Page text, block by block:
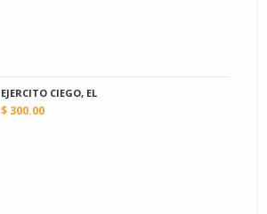
EJERCITO CIEGO, EL
$ 300.00